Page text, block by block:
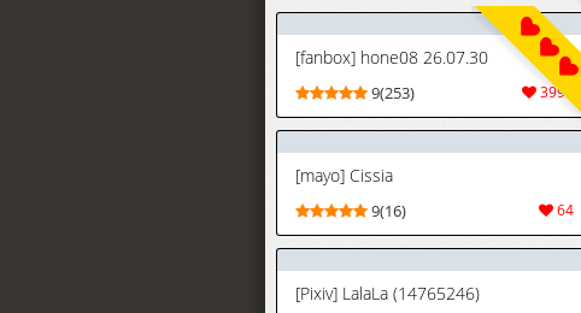
[fanbox] hone08 26.07.30
3999
9(253)
[mayo] Cissia
64
9(16)
[Pixiv] LalaLa (14765246)